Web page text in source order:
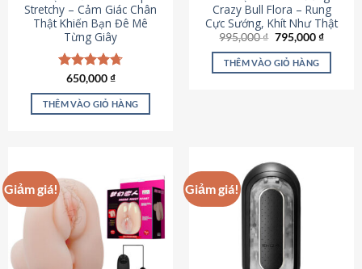
Stretchy – Cảm Giác Chân
Thật Khiến Bạn Đê Mê
Từng Giây
Được xếp
hạng4.75
5 sao
650,000₫
THÊM VÀO GIỎ HÀNG
Crazy Bull Flora – Rung
Cực Sướng, Khít Như Thật
995,000₫ Giá
là:
995,000 ₫.
795,000₫Giá
tại
THÊM VÀO GIỎ HÀNG
Giảm giá! Giảm giá!